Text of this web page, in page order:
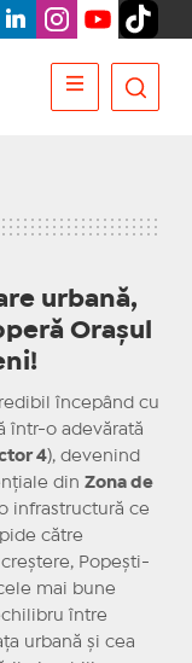
urbană,
Orașul
începând cu
într-o adevărată
4), devenind
din Zona de
infrastructură ce
către
Popești-
mai bune
între
urbană și cea